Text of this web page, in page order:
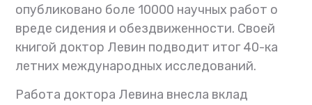
опубликовано боле 10000 научных работ о
вреде сидения и обездвиженности. Своей
книгой доктор Левин подводит итог 40-ка
летних международных исследований.
Работа доктора Левина внесла вклад